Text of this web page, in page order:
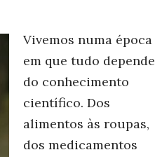
Vivemos numa época
em que tudo depende
do conhecimento
científico. Dos
alimentos às roupas,
dos medicamentos